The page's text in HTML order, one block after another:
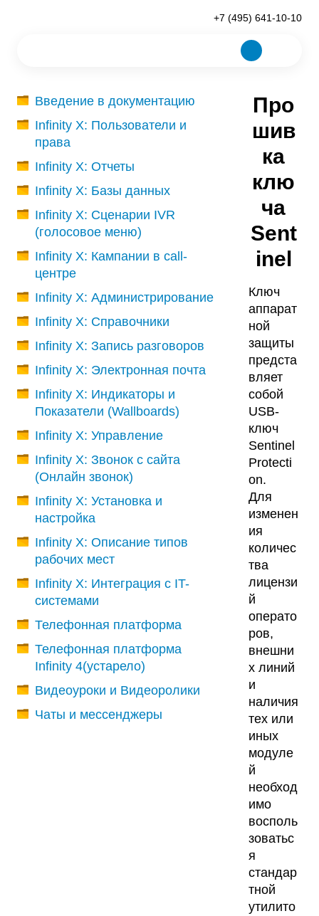
+7 (495) 641-10-10
Введение в документацию
Infinity X: Пользователи и
права
Infinity X: Отчеты
Infinity X: Базы данных
Infinity X: Сценарии IVR
(голосовое меню)
Infinity X: Кампании в call-
центре
Infinity X: Администрирование
Infinity X: Справочники
Infinity X: Запись разговоров
Infinity X: Электронная почта
Infinity X: Индикаторы и
Показатели (Wallboards)
Infinity X: Управление
Infinity X: Звонок с сайта
(Онлайн звонок)
Infinity X: Установка и
настройка
Infinity X: Описание типов
рабочих мест
Infinity X: Интеграция с IT-
системами
Телефонная платформа
Телефонная платформа
Infinity 4(устарело)
Видеоуроки и Видеоролики
Чаты и мессенджеры
Про
шив
ка
клю
ча
Sent
inel
Ключ
аппарат
ной
защиты
предста
вляет
собой
USB-
ключ
Sentinel
Protecti
on.
Для
изменен
ия
количес
тва
лицензи
й
операто
ров,
внешни
х линий
и
наличия
тех или
иных
модуле
й
необход
имо
восполь
зоватьс
я
стандар
тной
утилито